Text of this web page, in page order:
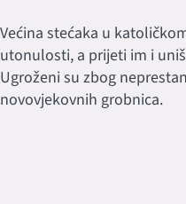
Većina stećaka u
utonulosti, a prijeti im i
Ugroženi su zbog
novovjekovnih grobnica.